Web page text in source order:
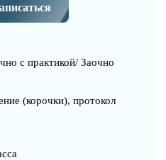
с практикой/ Заочно
(корочки), протокол